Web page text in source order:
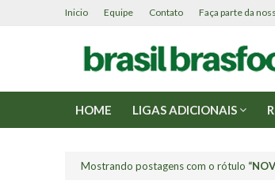
Inicio Equipe Contato Faça parte da
HOME LIGAS ADICIONAIS
Mostrando postagens com o rótulo